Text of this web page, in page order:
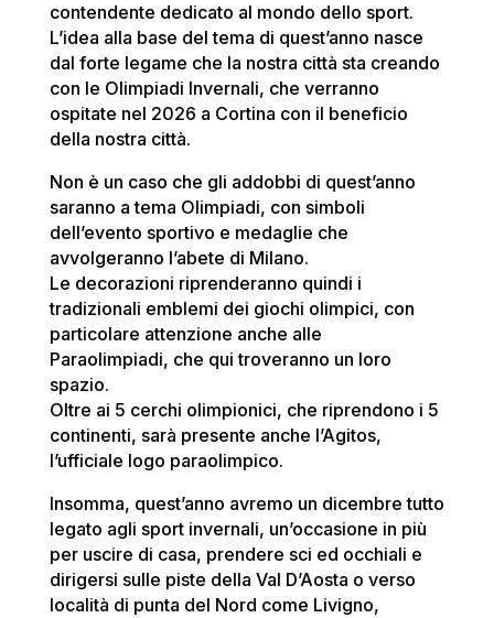
contendente dedicato al mondo dello sport.
L’idea alla base del tema di quest’anno nasce
dal forte legame che la nostra città sta creando
con le Olimpiadi Invernali, che verranno
ospitate nel 2026 a Cortina con il beneficio
della nostra città.
Non è un caso che gli addobbi di quest’anno
saranno a tema Olimpiadi, con simboli
dell’evento sportivo e medaglie che
avvolgeranno l’abete di Milano.
Le decorazioni riprenderanno quindi i
tradizionali emblemi dei giochi olimpici, con
particolare attenzione anche alle
Paraolimpiadi, che qui troveranno un loro
spazio.
Oltre ai 5 cerchi olimpionici, che riprendono i 5
continenti, sarà presente anche l’Agitos,
l’ufficiale logo paraolimpico.
Insomma, quest’anno avremo un dicembre tutto
legato agli sport invernali, un’occasione in più
per uscire di casa, prendere sci ed occhiali e
dirigersi sulle piste della Val D’Aosta o verso
località di punta del Nord come Livigno,